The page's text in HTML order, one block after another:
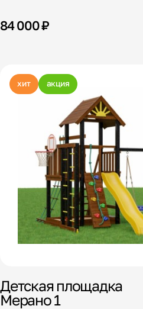
84 000 ₽
хит акция
Детская площадка
Мерано 1